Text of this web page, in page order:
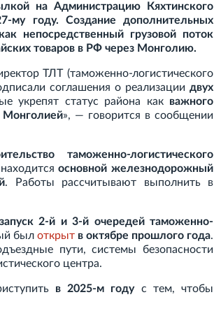
на Администрацию Кяхтинского
му году. Создание дополнительных
непосредственный грузовой поток
товаров в РФ через Монголию.
ТЛТ (таможенно-логистического
соглашения о реализации двух
укрепят статус района как важного
Монголией», — говорится в сообщении
таможенно-логистического
находитсяосновной железнодорожный
. Работы рассчитывают выполнить в
запуск 2-й и 3-й очередей таможенно-
был открыт в октябре прошлого года.
пути, системы безопасности
центра.
в 2025-м годус тем, чтобы